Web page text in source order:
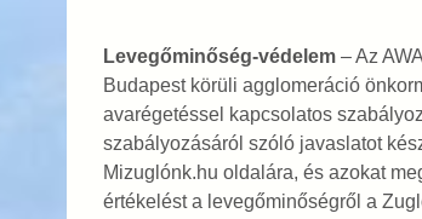
Levegőminőség-védelem– Az
Budapest körüli agglomeráció
avarégetéssel kapcsolatos
szabályozásáról szóló javaslatot
Mizuglónk.hu oldalára, és azokat
értékelést a levegőminőségről a